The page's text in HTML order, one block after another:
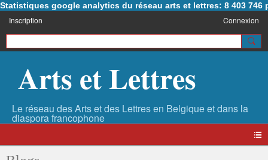
Statistiques google analytics du réseau arts et lettres: 8 403 746
Inscription Connexion
Arts et Lettres